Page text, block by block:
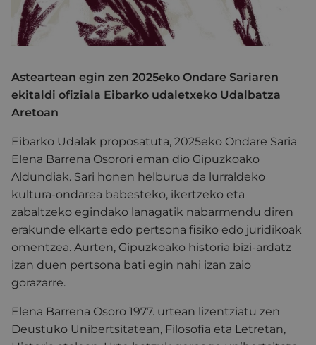
Asteartean egin zen 2025eko Ondare Sariaren
ekitaldi ofiziala Eibarko udaletxeko Udalbatza
Aretoan
Eibarko Udalak proposatuta, 2025eko Ondare Saria
Elena Barrena Osorori eman dio Gipuzkoako
Aldundiak. Sari honen helburua da lurraldeko
kultura-ondarea babesteko, ikertzeko eta
zabaltzeko egindako lanagatik nabarmendu diren
erakunde elkarte edo pertsona fisiko edo juridikoak
omentzea. Aurten, Gipuzkoako historia bizi-ardatz
izan duen pertsona bati egin nahi izan zaio
gorazarre.
Elena Barrena Osoro 1977. urtean lizentziatu zen
Deustuko Unibertsitatean, Filosofia eta Letretan,